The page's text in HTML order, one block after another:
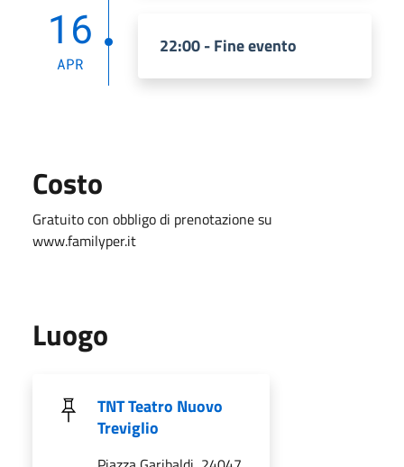
16
APR
22:00 - Fine evento
Costo
Gratuito con obbligo di prenotazione su
www.familyper.it
Luogo
TNT Teatro Nuovo
Treviglio